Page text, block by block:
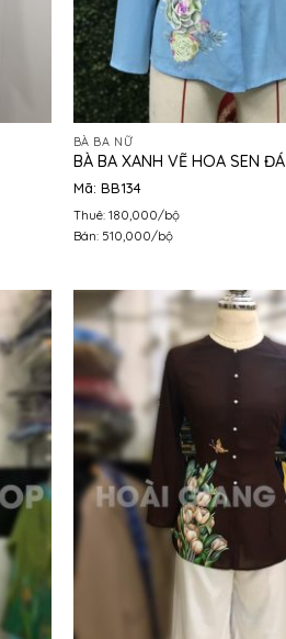
BÀ BA NỮ
BÀ BA XANH VẼ HOA SEN ĐÁ
Mã: BB134
Thuê: 180,000/bộ
Bán: 510,000/bộ